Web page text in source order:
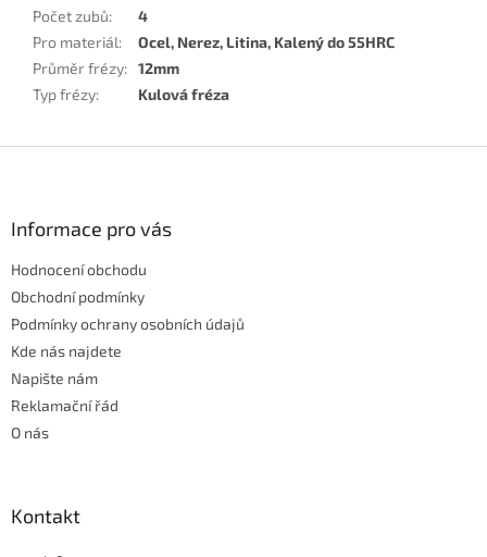
Počet zubů:
4
Pro materiál:
Ocel, Nerez, Litina, Kalený do 55HRC
Průměr frézy: 12mm
Typ frézy: Kulová fréza
Informace pro vás
Hodnocení obchodu
Obchodní podmínky
Podmínky ochrany osobních údajů
Kde nás najdete
Napište nám
Reklamační řád
O nás
Kontakt